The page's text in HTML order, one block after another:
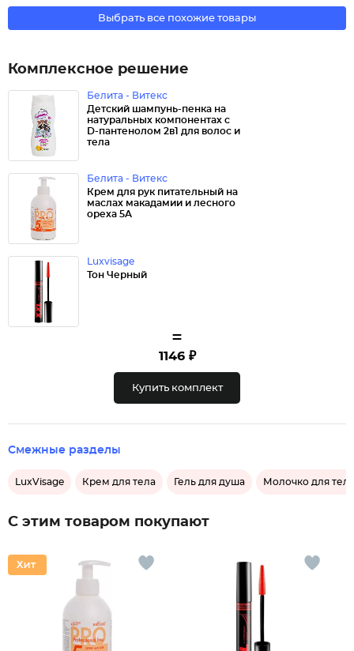
Выбрать все похожие товары
Комплексное решение
Белита - Витекс
Детский шампунь-пенка на
натуральных компонентах с
D-пантенолом 2в1 для волос и
тела
Белита - Витекс
Крем для рук питательный на
маслах макадамии и лесного
ореха 5A
Luxvisage
Тон Черный
=
1146 ₽
Купить комплект
Смежные разделы
LuxVisage Крем для тела Гель для душа Молочко для тела
С этим товаром покупают